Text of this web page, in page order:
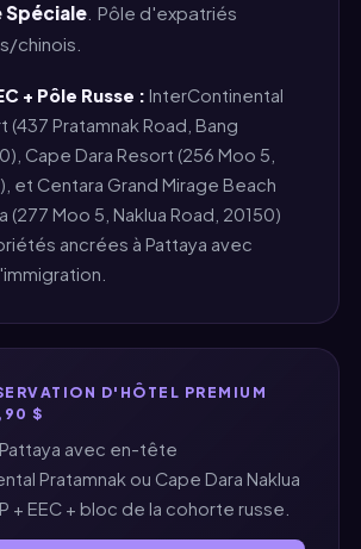
Spéciale. Pôle d'expatriés
chinois.
+ Pôle Russe : InterContinental
(437 Pratamnak Road, Bang
Cape Dara Resort (256 Moo 5,
et Centara Grand Mirage Beach
(277 Moo 5, Naklua Road, 20150)
ancrées à Pattaya avec
D'HÔTEL PREMIUM
$
Pattaya avec en-tête
Pratamnak ou Cape Dara Naklua
+ EEC + bloc de la cohorte russe.